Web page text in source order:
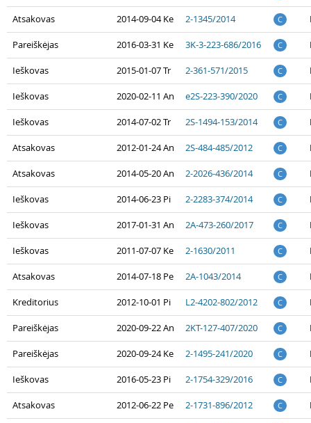
Atsakovas 2014-09-04 Ke 2-1345/2014 C
Pareiškėjas 2016-03-31 Ke 3K-3-223-686/2016 C
Ieškovas 2015-01-07 Tr 2-361-571/2015 C
Ieškovas 2020-02-11 An e2S-223-390/2020 C
Ieškovas 2014-07-02 Tr 2S-1494-153/2014 C
Atsakovas 2012-01-24 An 2S-484-485/2012 C
Atsakovas 2014-05-20 An 2-2026-436/2014 C
Ieškovas 2014-06-23 Pi 2-2283-374/2014 C
Ieškovas 2017-01-31 An 2A-473-260/2017 C
Ieškovas 2011-07-07 Ke 2-1630/2011 C
Atsakovas 2014-07-18 Pe 2A-1043/2014 C
Kreditorius 2012-10-01 Pi L2-4202-802/2012 C
Pareiškėjas 2020-09-22 An 2KT-127-407/2020 C
Pareiškėjas 2020-09-24 Ke 2-1495-241/2020 C
Ieškovas 2016-05-23 Pi 2-1754-329/2016 C
Atsakovas 2012-06-22 Pe 2-1731-896/2012 C